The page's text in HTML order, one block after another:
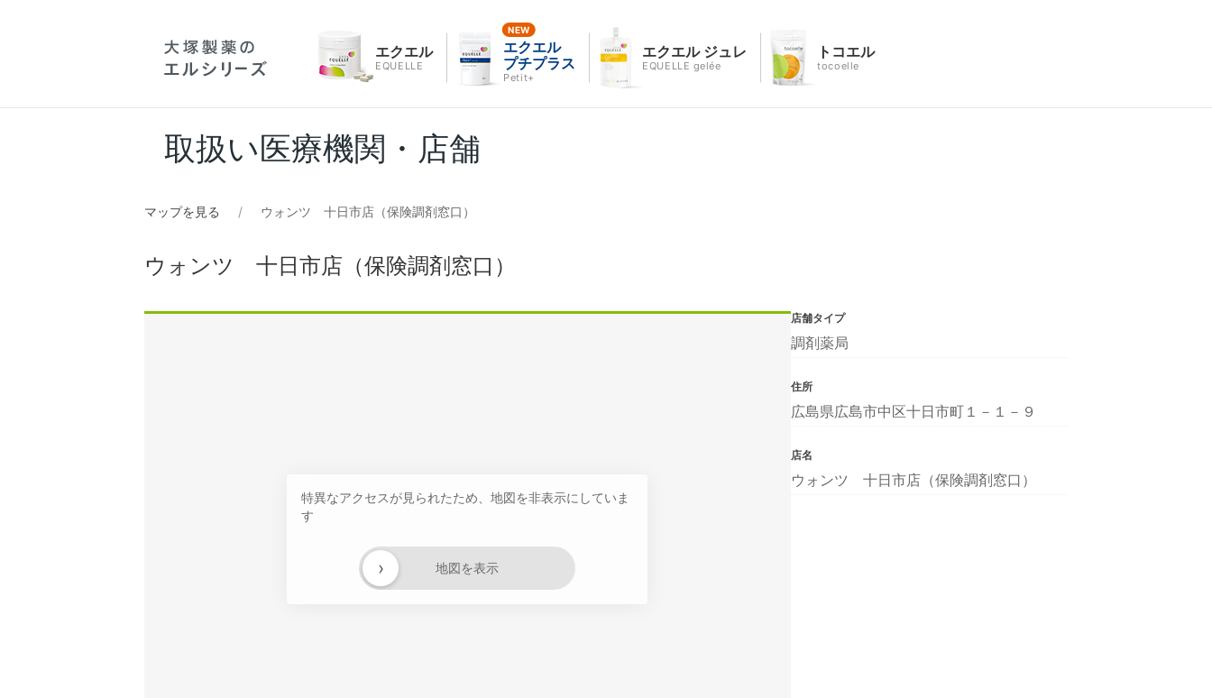
エクエル
EQUELLE
エクエル
プチプラス
Petit+
エクエル ジュレ
EQUELLE gelée
トコエル
tocoelle
取扱い医療機関・店舗
マップを見る ウォンツ 十日市店（保険調剤窓口）
ウォンツ 十日市店（保険調剤窓口）
特異なアクセスが見られたため、地図を非表示にしていま
す
地図を表示
›
店舗タイプ
調剤薬局
住所
広島県広島市中区十日市町１－１－９
店名
ウォンツ 十日市店（保険調剤窓口）